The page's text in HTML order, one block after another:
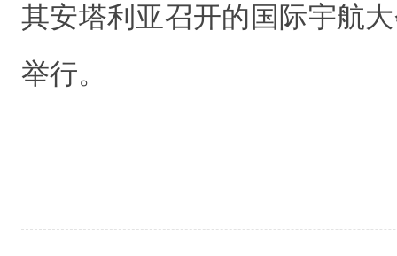
其安塔利亚召开的国际宇航
举行。